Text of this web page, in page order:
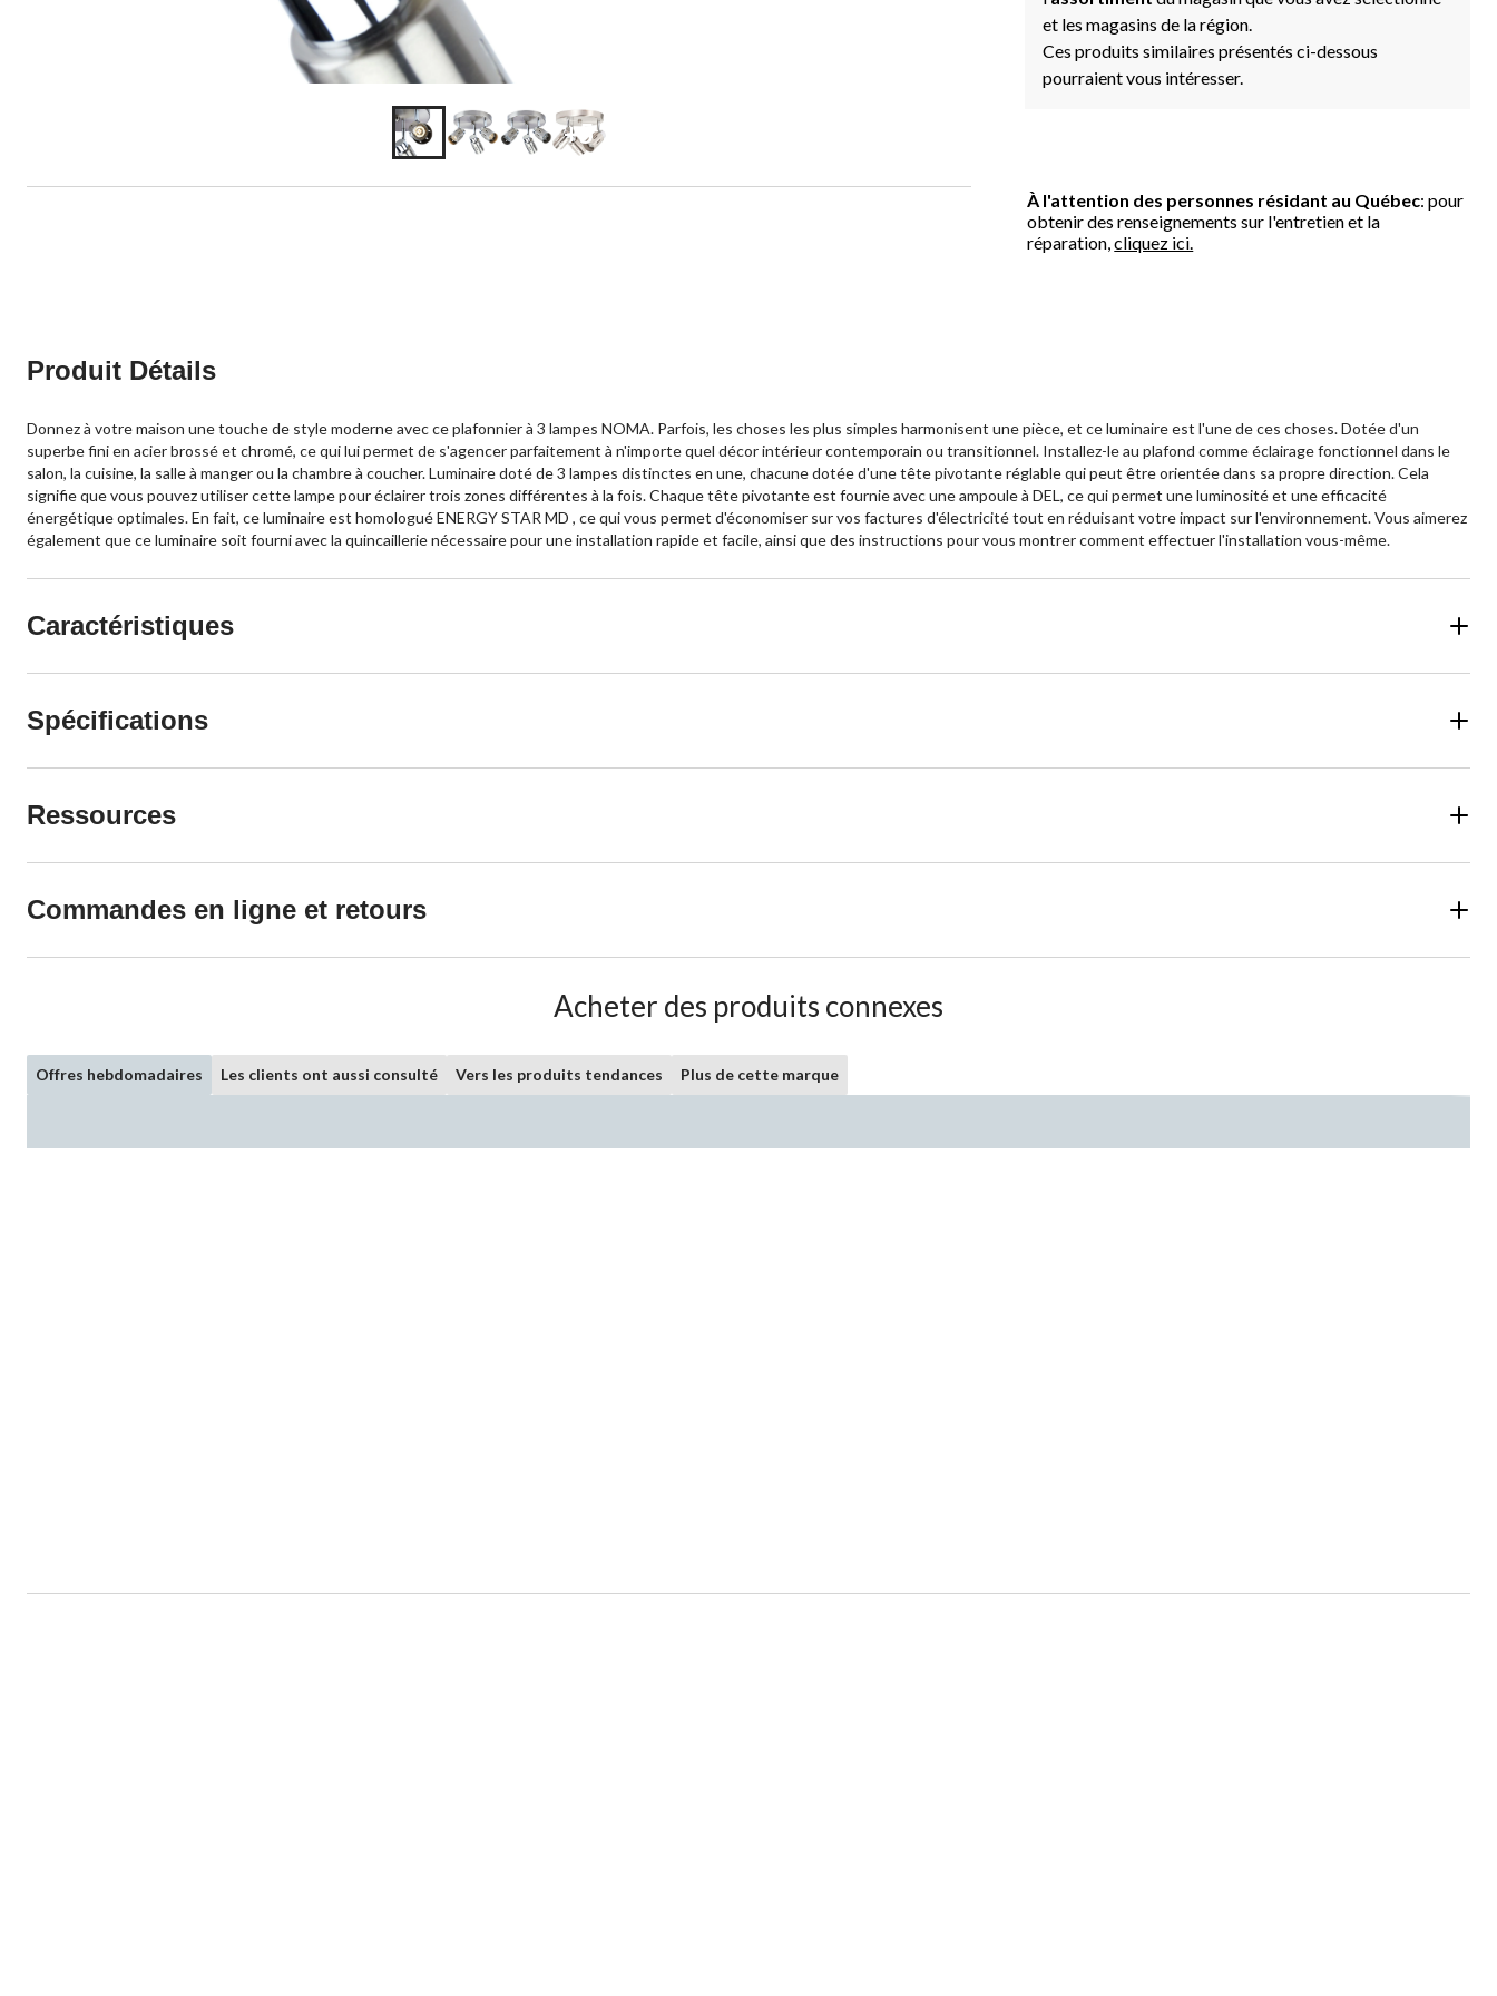
+5
et les magasins de la région.
Ces produits similaires présentés ci-dessous
pourraient vous intéresser.
À l'attention des personnes résidant au Québec: pour
obtenir des renseignements sur l'entretien et la
réparation,cliquez ici.
Produit Détails
Donnez à votre maison une touche de style moderne avec ce plafonnier à 3 lampes NOMA. Parfois, les choses les plus simples harmonisent une pièce, et ce luminaire est l'une de ces choses. Dotée d'un
superbe fini en acier brossé et chromé, ce qui lui permet de s'agencer parfaitement à n'importe quel décor intérieur contemporain ou transitionnel. Installez-le au plafond comme éclairage fonctionnel dans le
salon, la cuisine, la salle à manger ou la chambre à coucher. Luminaire doté de 3 lampes distinctes en une, chacune dotée d'une tête pivotante réglable qui peut être orientée dans sa propre direction. Cela
signifie que vous pouvez utiliser cette lampe pour éclairer trois zones différentes à la fois. Chaque tête pivotante est fournie avec une ampoule à DEL, ce qui permet une luminosité et une efficacité
énergétique optimales. En fait, ce luminaire est homologué ENERGY STAR MD , ce qui vous permet d'économiser sur vos factures d'électricité tout en réduisant votre impact sur l'environnement. Vous aimerez
également que ce luminaire soit fourni avec la quincaillerie nécessaire pour une installation rapide et facile, ainsi que des instructions pour vous montrer comment effectuer l'installation vous-même.
Caractéristiques
Spécifications
Ressources
Commandes en ligne et retours
Acheter des produits connexes
Offres hebdomadaires Les clients ont aussi consulté Vers les produits tendances Plus de cette marque